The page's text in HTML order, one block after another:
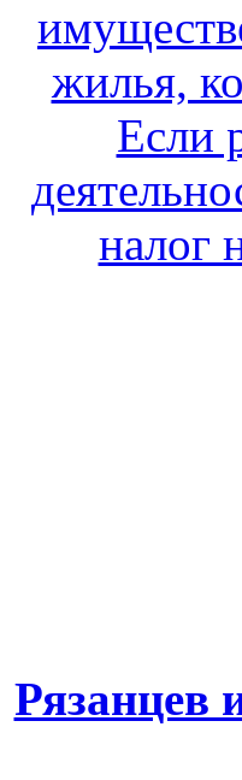
жилья,
Если
налог
Рязанцев